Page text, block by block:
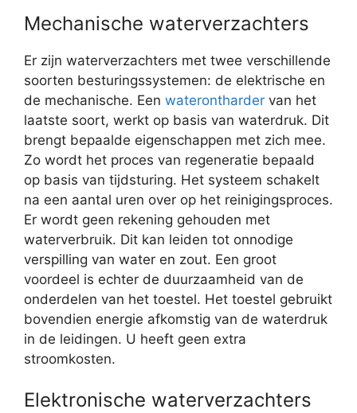
Mechanische waterverzachters
Er zijn waterverzachters met twee verschillende
soorten besturingssystemen: de elektrische en
de mechanische. Een waterontharder van het
laatste soort, werkt op basis van waterdruk. Dit
brengt bepaalde eigenschappen met zich mee.
Zo wordt het proces van regeneratie bepaald
op basis van tijdsturing. Het systeem schakelt
na een aantal uren over op het reinigingsproces.
Er wordt geen rekening gehouden met
waterverbruik. Dit kan leiden tot onnodige
verspilling van water en zout. Een groot
voordeel is echter de duurzaamheid van de
onderdelen van het toestel. Het toestel gebruikt
bovendien energie afkomstig van de waterdruk
in de leidingen. U heeft geen extra
stroomkosten.
Elektronische waterverzachters